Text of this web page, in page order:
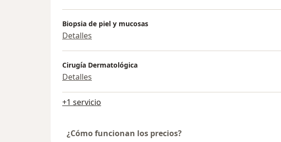
Biopsia de piel y mucosas
Detalles
Cirugía Dermatológica
Detalles
+1 servicio
¿Cómo funcionan los precios?